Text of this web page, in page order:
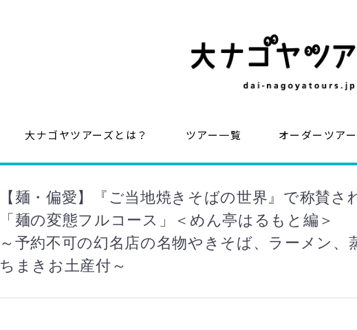
大ナゴヤツアーズとは？ ツアー一覧 オーダーツアー
【麺・偏愛】『ご当地焼きそばの世界』で称賛
「麺の変態フルコース」＜めん亭はるもと編＞
～予約不可の幻名店の名物やきそば、ラーメン
ちまきお土産付～